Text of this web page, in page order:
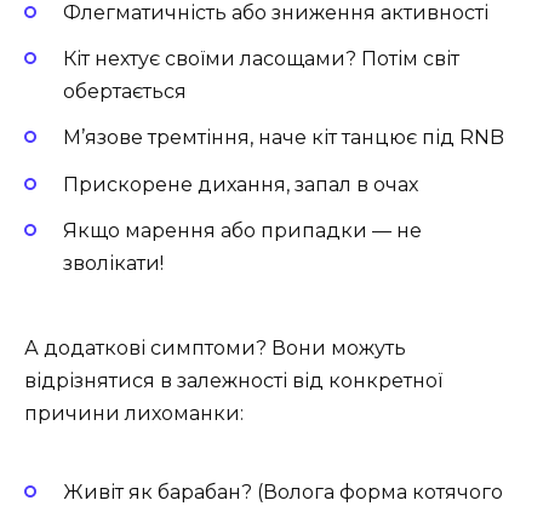
Флегматичність або зниження активності
Кіт нехтує своїми ласощами? Потім світ
обертається
М’язове тремтіння, наче кіт танцює під RNB
Прискорене дихання, запал в очах
Якщо марення або припадки — не
зволікати!
А додаткові симптоми? Вони можуть
відрізнятися в залежності від конкретної
причини лихоманки:
Живіт як барабан? (Волога форма котячого